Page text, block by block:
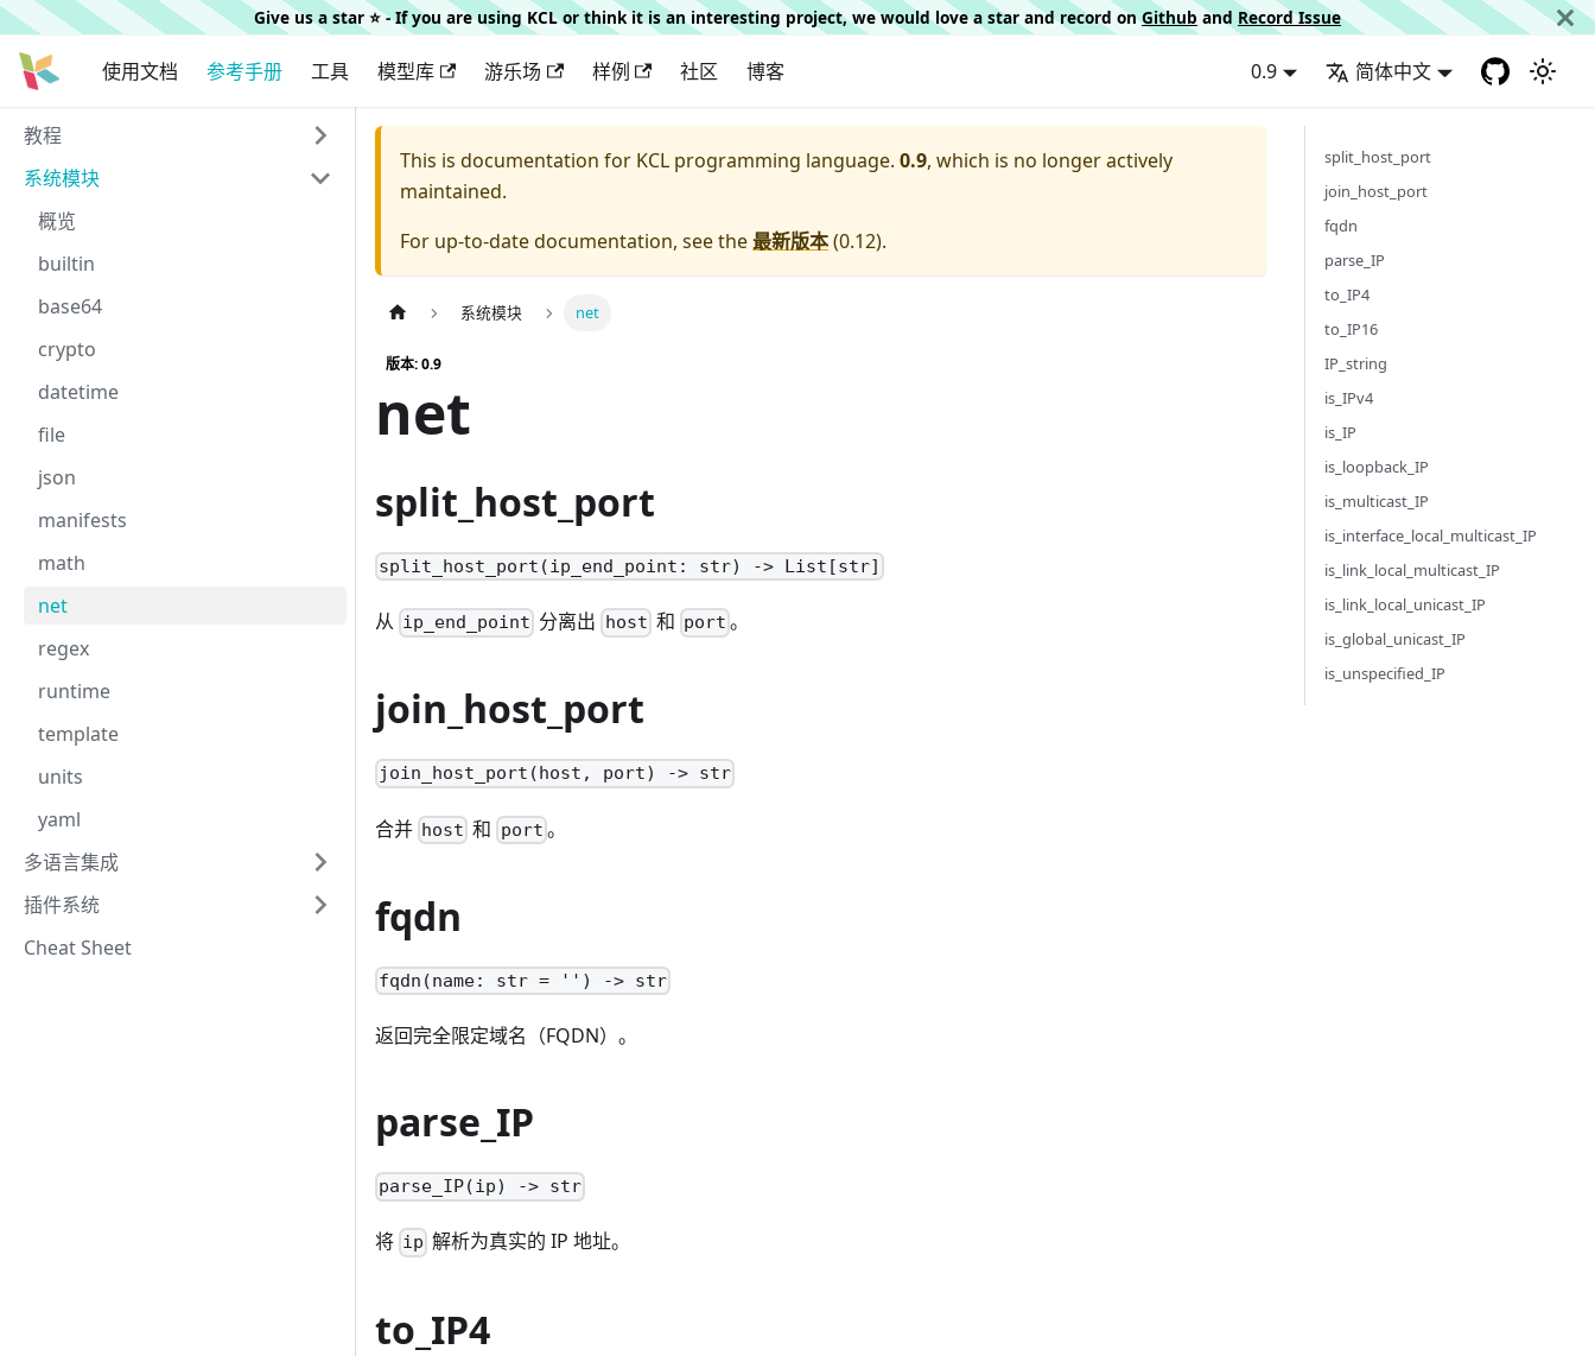
Give us a star ⭐️ - If you are using KCL or think it is an interesting project, we would love a star and record onGithub and Record Issue
使用文档 参考手册 工具 模型库 游乐场 样例 社区 博客 0.9 简体中文
教程
系统模块
概览
builtin
base64
crypto
datetime
file
json
manifests
math
net
regex
runtime
template
units
yaml
多语言集成
插件系统
Cheat Sheet
This is documentation for KCL programming language. 0.9, which is no longer actively
maintained.
For up-to-date documentation, see the最新版本(0.12).
系统模块 net
版本: 0.9
net
split_host_port
split_host_port(ip_end_point: str) -> List[str]
从 ip_end_point 分离出 host 和 port 。
join_host_port
join_host_port(host, port) -> str
合并 host 和 port 。
fqdn
fqdn(name: str = '') -> str
返回完全限定域名（FQDN）。
parse_IP
parse_IP(ip) -> str
将 ip 解析为真实的 IP 地址。
to_IP4
split_host_port
join_host_port
fqdn
parse_IP
to_IP4
to_IP16
IP_string
is_IPv4
is_IP
is_loopback_IP
is_multicast_IP
is_interface_local_multicast_IP
is_link_local_multicast_IP
is_link_local_unicast_IP
is_global_unicast_IP
is_unspecified_IP